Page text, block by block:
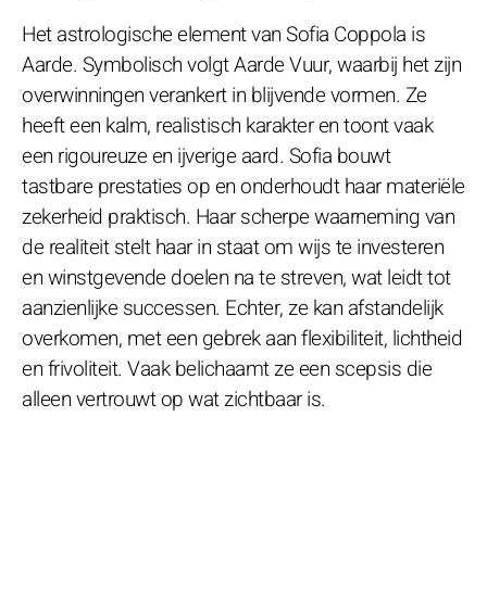
Het astrologische element van Sofia Coppola is
Aarde. Symbolisch volgt Aarde Vuur, waarbij het zijn
overwinningen verankert in blijvende vormen. Ze
heeft een kalm, realistisch karakter en toont vaak
een rigoureuze en ijverige aard. Sofia bouwt
tastbare prestaties op en onderhoudt haar materiële
zekerheid praktisch. Haar scherpe waarneming van
de realiteit stelt haar in staat om wijs te investeren
en winstgevende doelen na te streven, wat leidt tot
aanzienlijke successen. Echter, ze kan afstandelijk
overkomen, met een gebrek aan flexibiliteit, lichtheid
en frivoliteit. Vaak belichaamt ze een scepsis die
alleen vertrouwt op wat zichtbaar is.